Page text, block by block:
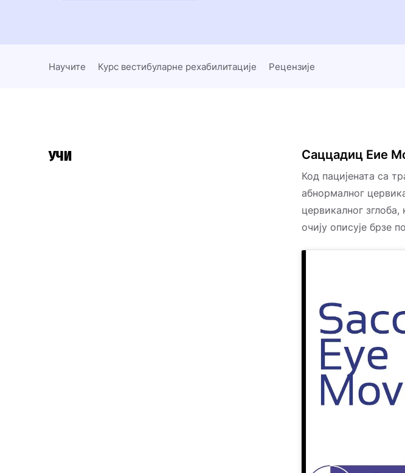
Научите Курс вестибуларне рехабилитације Рецензије
УЧИ Саццадиц Еие
Код пацијената са
абнормалног
цервикалног
очију описује брзе